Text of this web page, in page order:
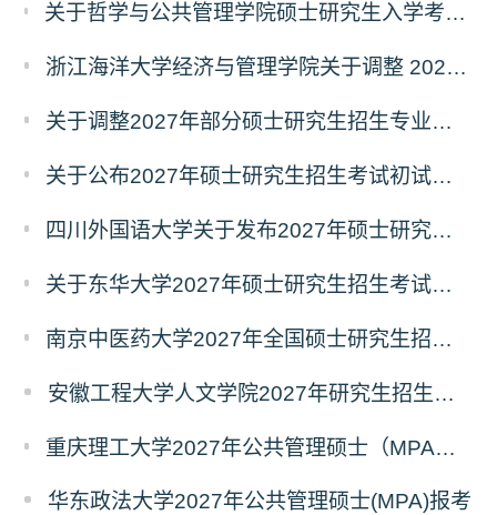
关于哲学与公共管理学院硕士研究生入学考试（初试） 考试科目及参考书目变更的通知（二）
浙江海洋大学经济与管理学院关于调整 2027年硕士研究生招生考试初试科目的公告
关于调整2027年部分硕士研究生招生专业初试考试科目的公告（持续更新中）
关于公布2027年硕士研究生招生考试初试自命题科目考试大纲的通知
四川外国语大学关于发布2027年硕士研究生招生考试自命题科目大纲的公告
关于东华大学2027年硕士研究生招生考试（初试）招生目录拟调整公告（一）
南京中医药大学2027年全国硕士研究生招生考试初试自命题科目考试内容及参考书目
安徽工程大学人文学院2027年研究生招生简章
重庆理工大学2027年公共管理硕士（MPA）专业学位研究生（双证）报考
华东政法大学2027年公共管理硕士(MPA)报考